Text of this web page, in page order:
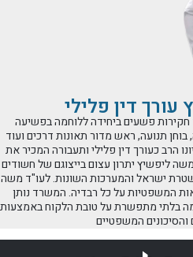
דין פלילי
פשעים ביחידה ללוחמה בפשיעה
תנועה, ראש מדור תאונות דרכים ועוד
הרב כעורך דין פלילי ותעבורה המכיר את
ליפשיץ יתרון עצום בייצוגם של חשודים
ישראל והמערכות השונות. לעו"ד משה
המשפטיות על כל רבדיה. המשרד נותן
בלתי מתפשרת על טובת הלקוח באמצעות
והסיכונים המשפטיים